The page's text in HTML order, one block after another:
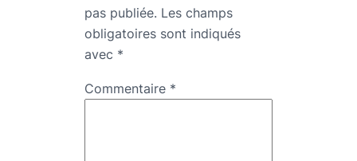
pas publiée. Les champs
obligatoires sont indiqués
avec *
Commentaire *